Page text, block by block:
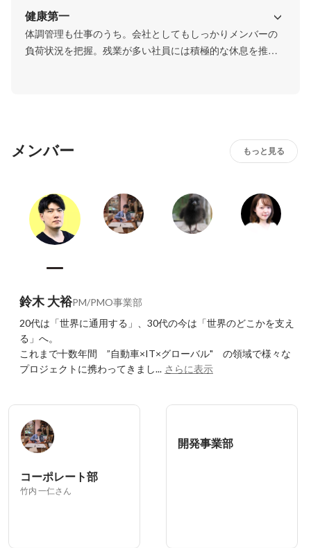
健康第一
体調管理も仕事のうち。会社としてもしっかりメンバーの
負荷状況を把握。残業が多い社員には積極的な休息を推奨
メンバー もっと見る
鈴木 大裕PM/PMO事業部
20代は「世界に通用する」、30代の今は「世界のどこかを支え
る」へ。
これまで十数年間　”自動車×IT×グローバル"　の領域で様々な
プロジェクトに携わってきまし... さらに表示
コーポレート部
竹内 一仁さん
開発事業部